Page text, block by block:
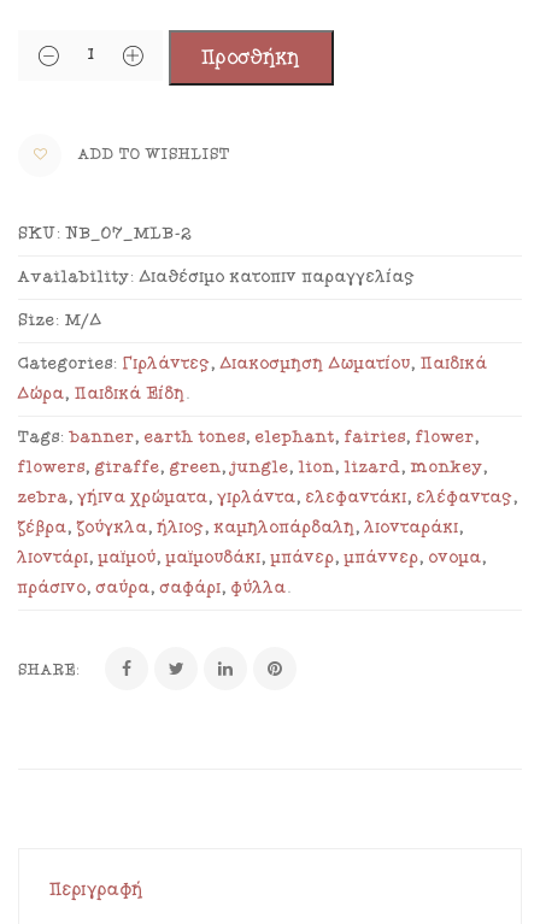
Προσθήκη
ADD TO WISHLIST
SKU: NB_07_MLB-2
Availability: Διαθέσιμο κατόπιν παραγγελίας
Size: Μ/Δ
Categories: Γιρλάντες,Διακόσμηση Δωματίου, Παιδικά
Δώρα, Παιδικά Είδη.
Tags: banner, earth tones, elephant, fairies, flower,
flowers, giraffe, green,jungle,lion,lizard,monkey,
zebra,γήινα χρώματα,γιρλάντα, ελεφαντάκι, ελέφαντας,
ζέβρα,ζούγκλα,ήλιος,καμηλοπάρδαλη,λιονταράκι,
λιοντάρι,μαϊμού,μαϊμουδάκι,μπάνερ,μπάννερ, όνομα,
πράσινο,σαύρα,σαφάρι, φύλλα.
SHARE:
Περιγραφή